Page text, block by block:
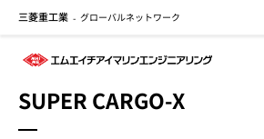
三菱重工業 - グローバルネットワーク
SUPER CARGO-X